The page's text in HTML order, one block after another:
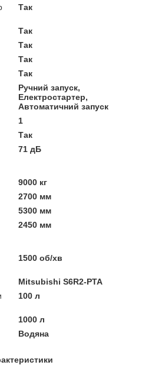
Так
Так
Так
Так
Так
Ручний запуск,
Електростартер,
Автоматичний запуск
1
Так
71 дБ
9000 кг
2700 мм
5300 мм
2450 мм
1500 об/хв
Mitsubishi S6R2-PTA
100 л
1000 л
Водяна